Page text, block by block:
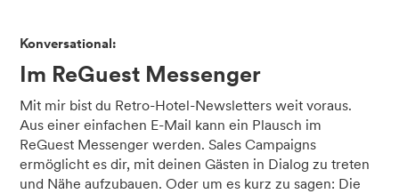
Konversational:
Im ReGuest Messenger
Mit mir bist du Retro-Hotel-Newsletters weit voraus.
Aus einer einfachen E-Mail kann ein Plausch im
ReGuest Messenger werden. Sales Campaigns
ermöglicht es dir, mit deinen Gästen in Dialog zu treten
und Nähe aufzubauen. Oder um es kurz zu sagen: Die